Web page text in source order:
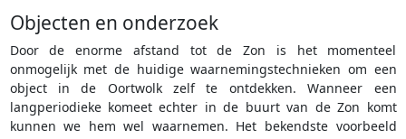
Objecten en onderzoek
Door de enorme afstand tot de Zon is het momenteel
onmogelijk met de huidige waarnemingstechnieken om een
object in de Oortwolk zelf te ontdekken. Wanneer een
langperiodieke komeet echter in de buurt van de Zon komt
kunnen we hem wel waarnemen. Het bekendste voorbeeld